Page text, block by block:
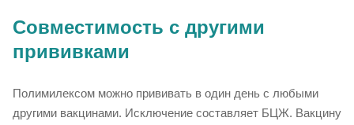
Совместимость с другими
прививками
Полимилексом можно прививать в один день с любыми
другими вакцинами. Исключение составляет БЦЖ. Вакцину